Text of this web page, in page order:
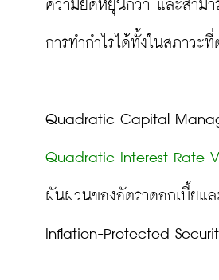
ความยืดหยุ่นกว่า และสามา
การทำกำไรได้ทั้งในสภาวะ
Quadratic Interest Rate
ผันผวนของอัตราดอกเบี้ยแล
Inflation-Protected